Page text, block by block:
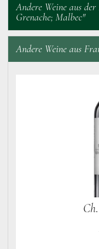
Andere Weine aus
Grenache; Malbec"
Andere Weine aus